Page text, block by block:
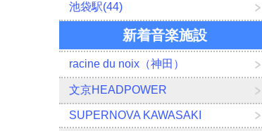
池袋駅(44)
新着音楽施設
racine du noix（神田）
文京HEADPOWER
SUPERNOVA KAWASAKI